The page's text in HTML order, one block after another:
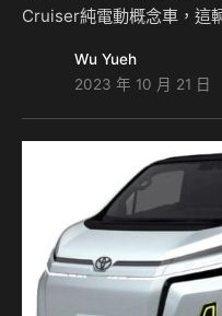
Cruiser純電動概念車，這
其外形採用了金屬烤漆創
滿滿的bZ風格，另外還有
演。 這輛七人座的Land
Land Cruiser看起來不太
風格只在概念車上看得到
行燈組展現科技感，車輛
Wu Yueh
2023 年 10 月 21 日